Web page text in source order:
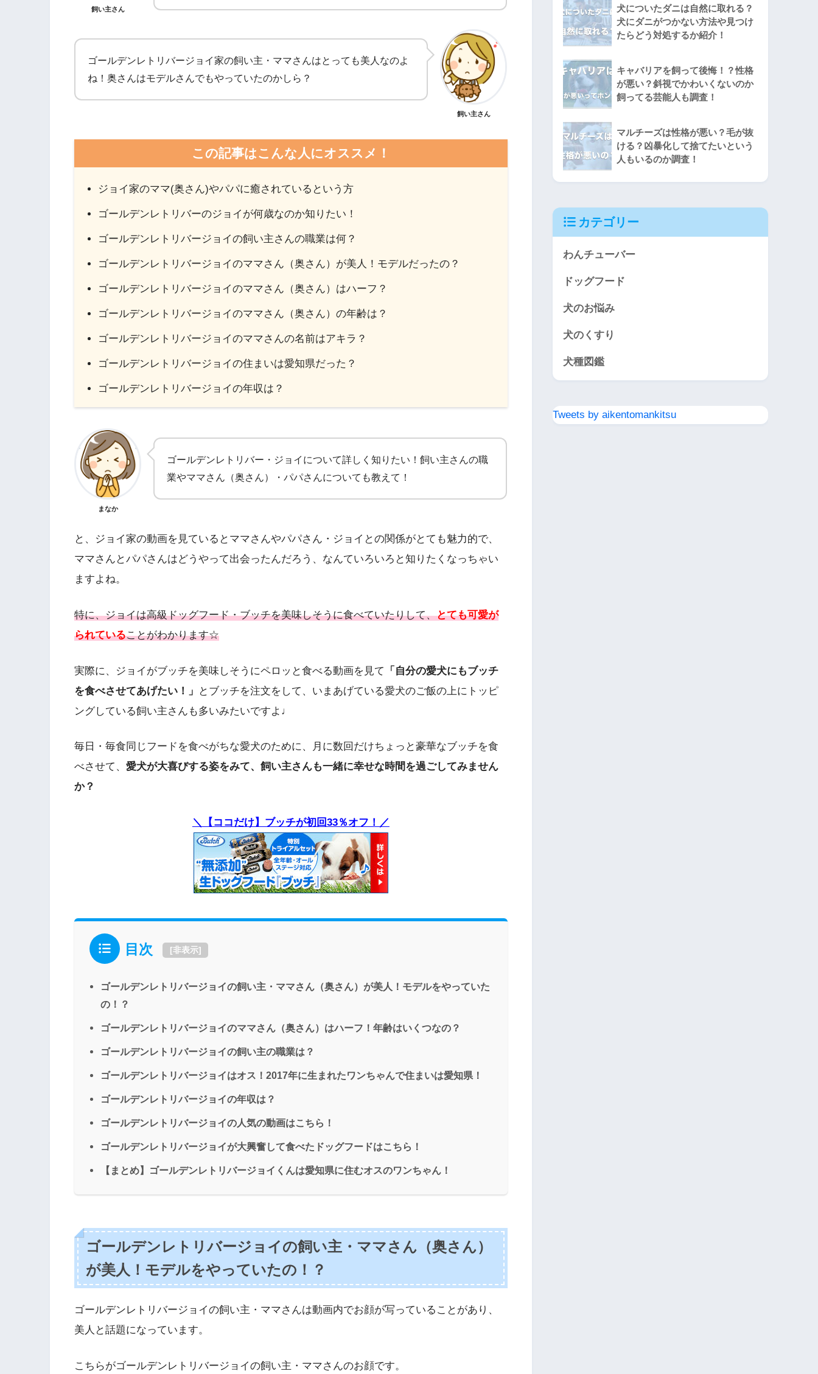
飼い主さん
ゴールデンレトリバージョイ家の飼い主・ママさんはとっても美人なのよ
ね！奥さんはモデルさんでもやっていたのかしら？
飼い主さん
この記事はこんな人にオススメ！
ジョイ家のママ(奥さん)やパパに癒されているという方
ゴールデンレトリバーのジョイが何歳なのか知りたい！
ゴールデンレトリバージョイの飼い主さんの職業は何？
ゴールデンレトリバージョイのママさん（奥さん）が美人！モデルだったの？
ゴールデンレトリバージョイのママさん（奥さん）はハーフ？
ゴールデンレトリバージョイのママさん（奥さん）の年齢は？
ゴールデンレトリバージョイのママさんの名前はアキラ？
ゴールデンレトリバージョイの住まいは愛知県だった？
ゴールデンレトリバージョイの年収は？
まなか
ゴールデンレトリバー・ジョイについて詳しく知りたい！飼い主さんの職
業やママさん（奥さん）・パパさんについても教えて！
と、ジョイ家の動画を見ているとママさんやパパさん・ジョイとの関係がとても魅力的で、
ママさんとパパさんはどうやって出会ったんだろう、なんていろいろと知りたくなっちゃい
ますよね。
特に、ジョイは高級ドッグフード・ブッチを美味しそうに食べていたりして、とても可愛が
られていることがわかります☆
実際に、ジョイがブッチを美味しそうにペロッと食べる動画を見て
「自分の愛犬にもブッチ
を食べさせてあげたい！」
とブッチを注文をして、いまあげている愛犬のご飯の上にトッピ
ングしている飼い主さんも多いみたいですよ♩
毎日・毎食同じフードを食べがちな愛犬のために、月に数回だけちょっと豪華なブッチを食
べさせて、 愛犬が大喜びする姿をみて、飼い主さんも一緒に幸せな時間を過ごしてみません
か？
＼【ココだけ】ブッチが初回33％オフ！／
目次 [非表示]
ゴールデンレトリバージョイの飼い主・ママさん（奥さん）が美人！モデルをやっていた
の！？
ゴールデンレトリバージョイのママさん（奥さん）はハーフ！年齢はいくつなの？
ゴールデンレトリバージョイの飼い主の職業は？
ゴールデンレトリバージョイはオス！2017年に生まれたワンちゃんで住まいは愛知県！
ゴールデンレトリバージョイの年収は？
ゴールデンレトリバージョイの人気の動画はこちら！
ゴールデンレトリバージョイが大興奮して食べたドッグフードはこちら！
【まとめ】ゴールデンレトリバージョイくんは愛知県に住むオスのワンちゃん！
ゴールデンレトリバージョイの飼い主・ママさん（奥さん）
が美人！モデルをやっていたの！？
ゴールデンレトリバージョイの飼い主・ママさんは動画内でお顔が写っていることがあり、
美人と話題になっています。
こちらがゴールデンレトリバージョイの飼い主・ママさんのお顔です。
犬についたダニは自然に取れる？
犬にダニがつかない方法や見つけ
たらどう対処するか紹介！
キャバリアを飼って後悔！？性格
が悪い？斜視でかわいくないのか
飼ってる芸能人も調査！
マルチーズは性格が悪い？毛が抜
ける？凶暴化して捨てたいという
人もいるのか調査！
カテゴリー
わんチューバー
ドッグフード
犬のお悩み
犬のくすり
犬種図鑑
Tweets by aikentomankitsu